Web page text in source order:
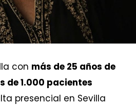
con más de 25 años de
de 1.000 pacientes
presencial en Sevilla